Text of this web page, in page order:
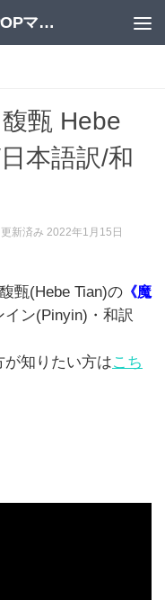
歌やドラマで中国語勉強 by C-POPマニア
馥甄 Hebe
本語訳/和
更新済み 2022年1月15日
甄(Hebe Tian)の 《魔
イン(Pinyin) ・和訳
知りたい方はこち